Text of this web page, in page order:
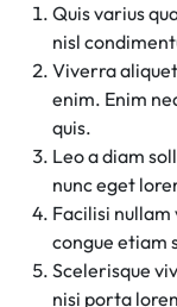
Quis varius
nisl
Viverra
enim. Enim
quis.
Leo a diam
nunc eget
Facilisi nullam
congue etiam
Scelerisque
nisi porta